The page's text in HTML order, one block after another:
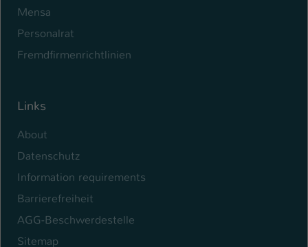
Mensa
Personalrat
Fremdfirmenrichtlinien
Links
About
Datenschutz
Information requirements
Barrierefreiheit
AGG-Beschwerdestelle
Sitemap